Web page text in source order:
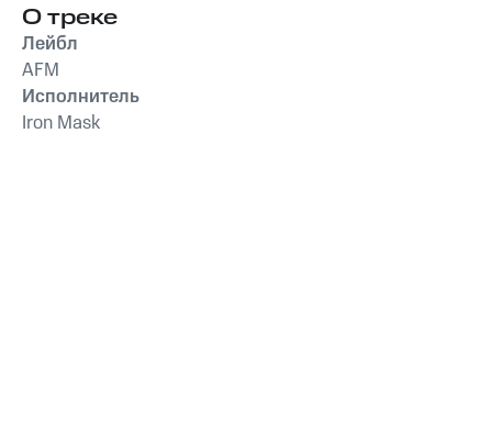
О треке
Лейбл
AFM
Исполнитель
Iron Mask